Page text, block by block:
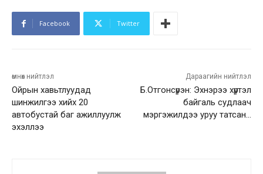
Facebook Twitter
өмнөх нийтлэл
Ойрын хавьтлуудад
шинжилгээ хийх 20
автобустай баг ажиллуулж
эхэллээ
Дараагийн нийтлэл
Б.Отгонсүрэн: Эхнэрээ хүртэл
байгаль судлаач
мэргэжилдээ уруу татсан…